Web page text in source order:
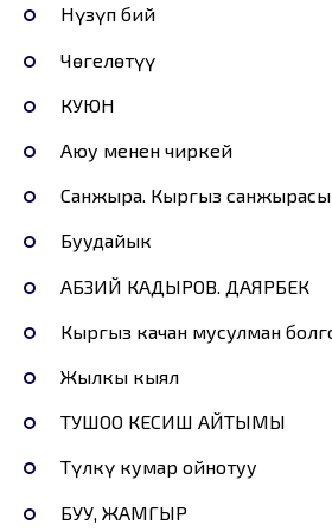
Нүзүп бий
Чөгелөтүү
КУЮН
Аюу менен чиркей
Санжыра. Кыргыз санжырасы
Буудайык
АБЗИЙ КАДЫРОВ. ДАЯРБЕК
Кыргыз качан мусулман
Жылкы кыял
ТУШОО КЕСИШ АЙТЫМЫ
Түлкү кумар ойнотуу
БУУ, ЖАМГЫР